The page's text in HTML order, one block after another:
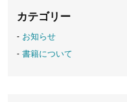
カテゴリー
お知らせ
書籍について